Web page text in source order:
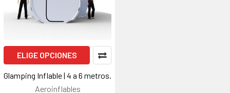
ELIGE OPCIONES
Glamping Inflable | 4 a 6 metros.
Aeroinflables